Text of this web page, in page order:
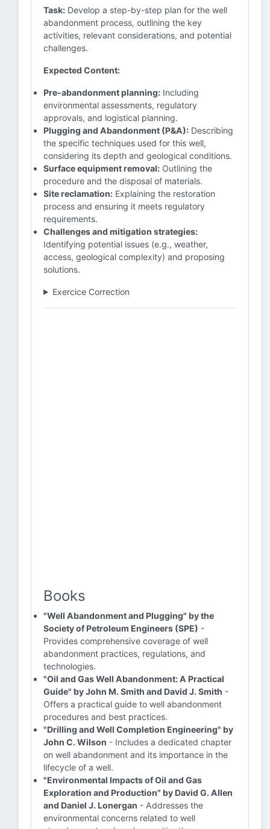
Task: Develop a step-by-step plan for the well
abandonment process, outlining the key
activities, relevant considerations, and potential
challenges.
Expected Content:
Pre-abandonment planning: Including
environmental assessments, regulatory
approvals, and logistical planning.
Plugging and Abandonment (P&A): Describing
the specific techniques used for this well,
considering its depth and geological conditions.
Surface equipment removal: Outlining the
procedure and the disposal of materials.
Site reclamation: Explaining the restoration
process and ensuring it meets regulatory
requirements.
Challenges and mitigation strategies:
Identifying potential issues (e.g., weather,
access, geological complexity) and proposing
solutions.
Exercice Correction
Books
"Well Abandonment and Plugging" by the
Society of Petroleum Engineers (SPE) -
Provides comprehensive coverage of well
abandonment practices, regulations, and
technologies.
"Oil and Gas Well Abandonment: A Practical
Guide" by John M. Smith and David J. Smith -
Offers a practical guide to well abandonment
procedures and best practices.
"Drilling and Well Completion Engineering" by
John C. Wilson - Includes a dedicated chapter
on well abandonment and its importance in the
lifecycle of a well.
"Environmental Impacts of Oil and Gas
Exploration and Production" by David G. Allen
and Daniel J. Lonergan - Addresses the
environmental concerns related to well